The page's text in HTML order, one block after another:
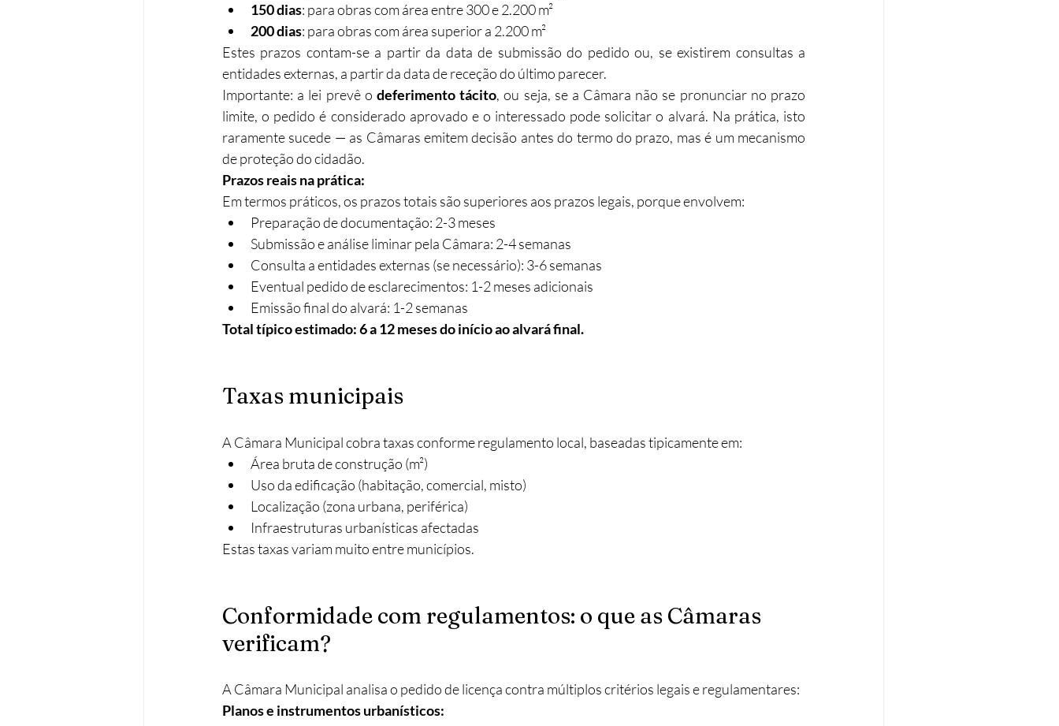
150 dias: para obras com área entre 300 e 2.200 m²​
200 dias: para obras com área superior a 2.200 m²​
Estes prazos contam-se a partir da data de submissão do pedido ou, se existirem consultas a
entidades externas, a partir da data de receção do último parecer.​
Importante: a lei prevê o deferimento tácito, ou seja, se a Câmara não se pronunciar no prazo
limite, o pedido é considerado aprovado e o interessado pode solicitar o alvará. Na prática, isto
raramente sucede — as Câmaras emitem decisão antes do termo do prazo, mas é um mecanismo
de proteção do cidadão.​
Prazos reais na prática:
Em termos práticos, os prazos totais são superiores aos prazos legais, porque envolvem:
Preparação de documentação: 2-3 meses
Submissão e análise liminar pela Câmara: 2-4 semanas
Consulta a entidades externas (se necessário): 3-6 semanas
Eventual pedido de esclarecimentos: 1-2 meses adicionais
Emissão final do alvará: 1-2 semanas
Total típico estimado: 6 a 12 meses do início ao alvará final.
Taxas municipais
A Câmara Municipal cobra taxas conforme regulamento local, baseadas tipicamente em:
Área bruta de construção (m²)​
Uso da edificação (habitação, comercial, misto)
Localização (zona urbana, periférica)
Infraestruturas urbanísticas afectadas
Estas taxas variam muito entre municípios.
Conformidade com regulamentos: o que as Câmaras
verificam?
A Câmara Municipal analisa o pedido de licença contra múltiplos critérios legais e regulamentares:​
Planos e instrumentos urbanísticos: